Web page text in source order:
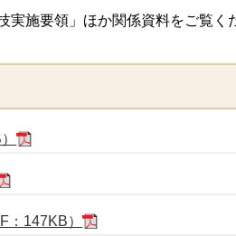
施要領」ほか関係資料をご覧く
：147KB）